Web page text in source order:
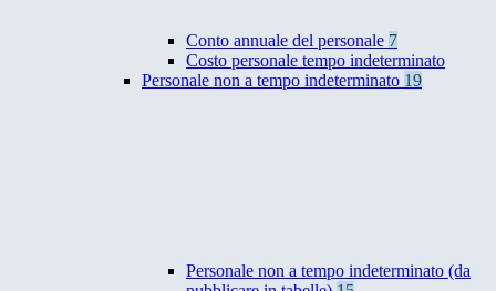
Conto annuale del personale 7
Costo personale tempo indeterminato
Personale non a tempo indeterminato 19
Personale non a tempo indeterminato (da